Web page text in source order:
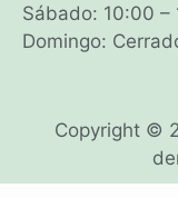
Sábado: 10:00 –
Domingo:
Copyright ©